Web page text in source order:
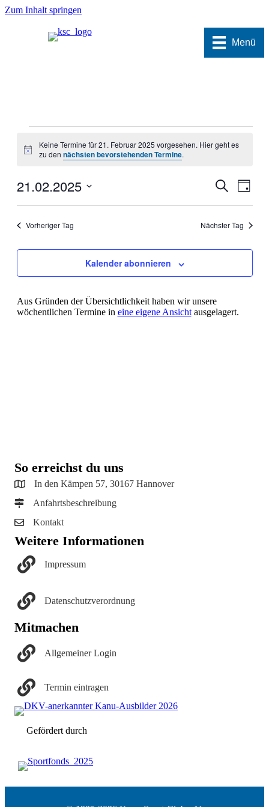
Zum Inhalt springen
Menü
für
Februar
Hinweis
Keine Termine für 21. Februar 2025 vorgesehen. Hier geht es
zu den nächsten bevorstehenden Termine.
Termine
Suche
Tag
21.02.2025
Vorheriger Tag
Nächster Tag
Kalender abonnieren
Aus Gründen der Übersichtlichkeit haben wir unsere
wöchentlichen Termine in eine eigene Ansichtausgelagert.
So erreichst du uns
In den Kämpen 57, 30167 Hannover
Anfahrtsbeschreibung
Kontakt
Weitere Informationen
Impressum
Datenschutzverordnung
Mitmachen
Allgemeiner Login
Termin eintragen
Gefördert durch